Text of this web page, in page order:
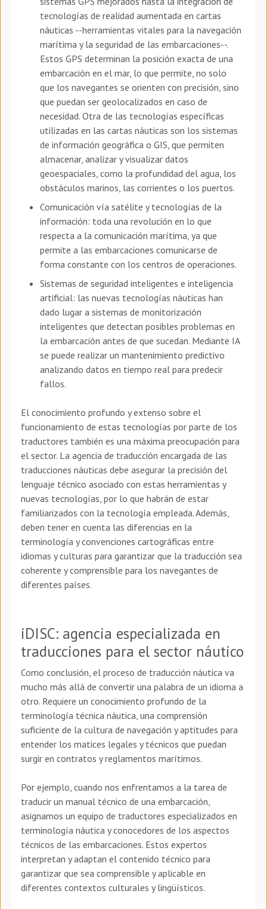
tecnologías de realidad aumentada en cartas
náuticas --herramientas vitales para la navegación
marítima y la seguridad de las embarcaciones--.
Estos GPS determinan la posición exacta de una
embarcación en el mar, lo que permite, no solo
que los navegantes se orienten con precisión, sino
que puedan ser geolocalizados en caso de
necesidad. Otra de las tecnologías específicas
utilizadas en las cartas náuticas son los sistemas
de información geográfica o GIS, que permiten
almacenar, analizar y visualizar datos
geoespaciales, como la profundidad del agua, los
obstáculos marinos, las corrientes o los puertos.
Comunicación vía satélite y tecnologías de la
información: toda una revolución en lo que
respecta a la comunicación marítima, ya que
permite a las embarcaciones comunicarse de
forma constante con los centros de operaciones.
Sistemas de seguridad inteligentes e inteligencia
artificial: las nuevas tecnologías náuticas han
dado lugar a sistemas de monitorización
inteligentes que detectan posibles problemas en
la embarcación antes de que sucedan. Mediante IA
se puede realizar un mantenimiento predictivo
analizando datos en tiempo real para predecir
fallos.
El conocimiento profundo y extenso sobre el
funcionamiento de estas tecnologías por parte de los
traductores también es una máxima preocupación para
el sector. La agencia de traducción encargada de las
traducciones náuticas debe asegurar la precisión del
lenguaje técnico asociado con estas herramientas y
nuevas tecnologías, por lo que habrán de estar
familiarizados con la tecnología empleada. Además,
deben tener en cuenta las diferencias en la
terminología y convenciones cartográficas entre
idiomas y culturas para garantizar que la traducción sea
coherente y comprensible para los navegantes de
diferentes países.
iDISC: agencia especializada en
traducciones para el sector náutico
Como conclusión, el proceso de traducción náutica va
mucho más allá de convertir una palabra de un idioma a
otro. Requiere un conocimiento profundo de la
terminología técnica náutica, una comprensión
suficiente de la cultura de navegación y aptitudes para
entender los matices legales y técnicos que puedan
surgir en contratos y reglamentos marítimos.
Por ejemplo, cuando nos enfrentamos a la tarea de
traducir un manual técnico de una embarcación,
asignamos un equipo de traductores especializados en
terminología náutica y conocedores de los aspectos
técnicos de las embarcaciones. Estos expertos
interpretan y adaptan el contenido técnico para
garantizar que sea comprensible y aplicable en
diferentes contextos culturales y lingüísticos.